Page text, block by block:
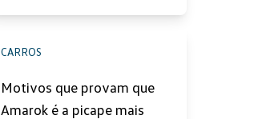
CARROS
Motivos que provam que
Amarok é a picape mais